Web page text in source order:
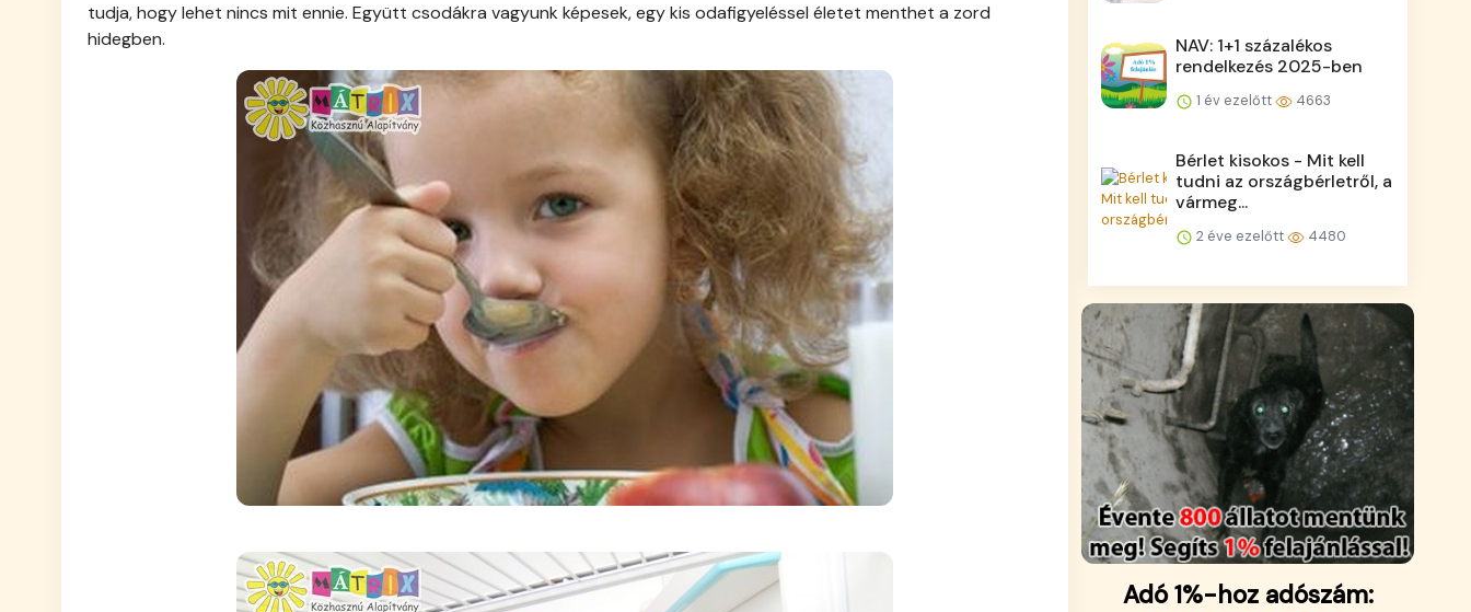
tudja, hogy lehet nincs mit ennie. Együtt csodákra vagyunk képesek, egy kis odafigyeléssel életet menthet a zord
hidegben.
NAV: 1+1 százalékos
rendelkezés 2025-ben
1 év ezelőtt 4663
Bérlet kisokos - Mit kell
tudni az országbérletről, a
vármeg...
2 éve ezelőtt 4480
Adó 1%-hoz adószám: